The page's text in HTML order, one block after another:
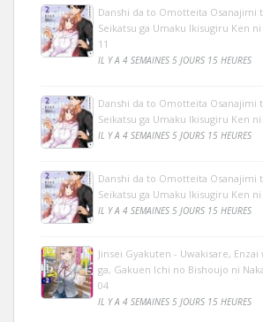
Danshi da to Omotteita Osanajimi
Seikatsu ga Umaku Ikisugiru Ken
11
IL Y A 4 SEMAINES 5 JOURS 15 HEURES
Danshi da to Omotteita Osanajimi
Seikatsu ga Umaku Ikisugiru Ken
IL Y A 4 SEMAINES 5 JOURS 15 HEURES
Danshi da to Omotteita Osanajimi
Seikatsu ga Umaku Ikisugiru Ken
IL Y A 4 SEMAINES 5 JOURS 15 HEURES
Jinsei Gyakuten - Uwakisare,
ga, Gakuen Ichi no Bishoujo ni
04
IL Y A 4 SEMAINES 5 JOURS 15 HEURES